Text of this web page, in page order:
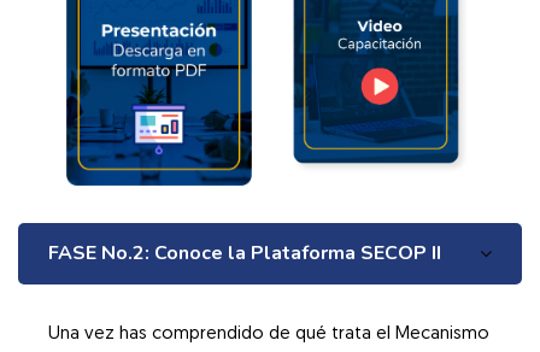
FASE No.2: Conoce la Plataforma SECOP II
Una vez has comprendido de qué trata el Mecanismo